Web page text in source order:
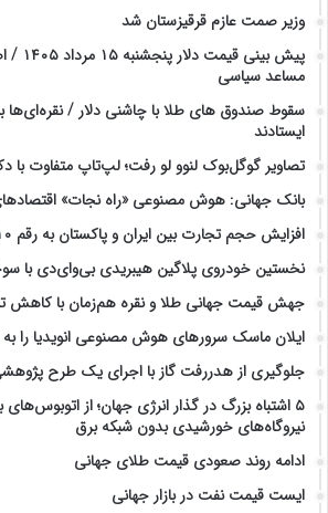
وزیر صمت عازم قرقیزستان شد
پیش
مساعد سیاسی
سقوط صندوق های طلا با چاشنی دلار / نقره‌ای‌ها
ایستادند
تصاویر گوگل‌بوک لنوو لو رفت؛ لپ‌تاپ متفاوت
بانک جهانی: هوش مصنوعی «راه نجات»
افزایش حجم تجارت بین ایران و پاکستان به رقم ۱۰ میلیارد دلار
نخستین خودروی پلاگین هیبریدی بی‌وای‌دی با
جهش قیمت جهانی طلا و نقره هم‌زمان با کاهش
ایلان ماسک سرورهای هوش مصنوعی انویدیا را
جلوگیری از هدررفت گاز با اجرای یک طرح
۵ اشتباه بزرگ در گذار انرژی جهان؛ از اتوبوس‌های
نیروگاه‌های خورشیدی بدون شبکه برق
ادامه روند صعودی قیمت طلای جهانی
ایست قیمت نفت در بازار جهانی